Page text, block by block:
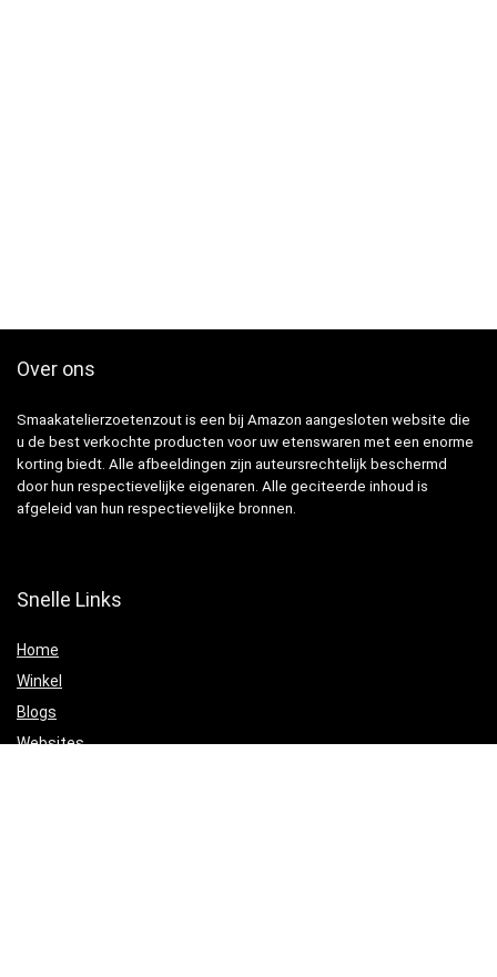
Over ons
Smaakatelierzoetenzout is een bij Amazon aangesloten website die
u de best verkochte producten voor uw etenswaren met een enorme
korting biedt. Alle afbeeldingen zijn auteursrechtelijk beschermd
door hun respectievelijke eigenaren. Alle geciteerde inhoud is
afgeleid van hun respectievelijke bronnen.
Snelle Links
Home
Winkel
Blogs
Websites